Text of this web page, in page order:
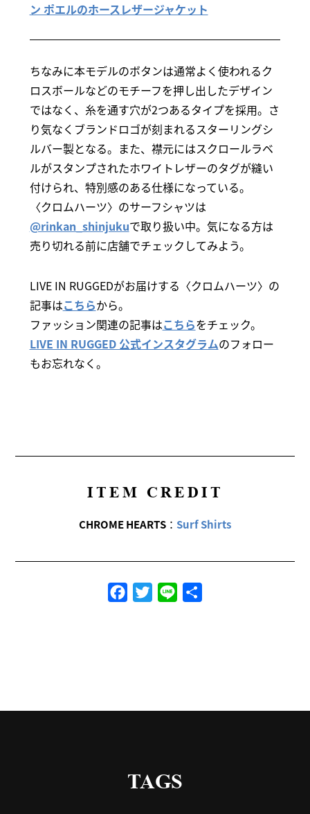
ン ポエルのホースレザージャケット
ちなみに本モデルのボタンは通常よく使われるク
ロスボールなどのモチーフを押し出したデザイン
ではなく、糸を通す穴が2つあるタイプを採用。さ
り気なくブランドロゴが刻まれるスターリングシ
ルバー製となる。また、襟元にはスクロールラベ
ルがスタンプされたホワイトレザーのタグが縫い
付けられ、特別感のある仕様になっている。
〈クロムハーツ〉のサーフシャツは
@rinkan_shinjukuで取り扱い中。気になる方は
売り切れる前に店舗でチェックしてみよう。
LIVE IN RUGGEDがお届けする〈クロムハーツ〉の
記事はこちらから。
ファッション関連の記事はこちらをチェック。
LIVE IN RUGGED 公式インスタグラムのフォロー
もお忘れなく。
ITEM CREDIT
CHROME HEARTS： Surf Shirts
FacebookTwitterLine
TAGS